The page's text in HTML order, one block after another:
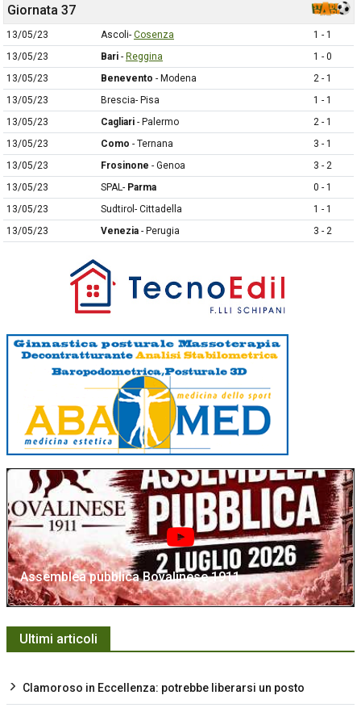
Giornata 37
13/05/23 Ascoli- Cosenza
1 - 1
13/05/23
Bari - Reggina
1 - 0
13/05/23
Benevento - Modena
2 - 1
13/05/23
Brescia- Pisa
1 - 1
13/05/23
Cagliari - Palermo
2 - 1
13/05/23
Como - Ternana
3 - 1
13/05/23
Frosinone - Genoa
3 - 2
13/05/23
SPAL- Parma
0 - 1
13/05/23
Sudtirol- Cittadella
1 - 1
13/05/23
Venezia - Perugia 3 - 2
Assemblea pubblica Bovalinese 1911
Ultimi articoli
Clamoroso in Eccellenza: potrebbe liberarsi un posto